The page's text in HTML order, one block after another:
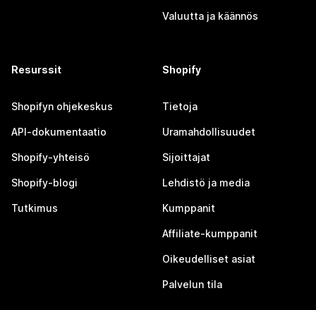
Valuutta ja käännös
Resurssit
Shopifyn ohjekeskus
API-dokumentaatio
Shopify-yhteisö
Shopify-blogi
Tutkimus
Shopify
Tietoja
Uramahdollisuudet
Sijoittajat
Lehdistö ja media
Kumppanit
Affiliate-kumppanit
Oikeudelliset asiat
Palvelun tila